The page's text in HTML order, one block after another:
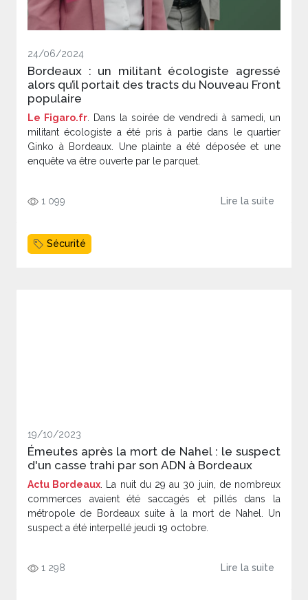
24/06/2024
Bordeaux : un militant écologiste agressé
alors qu’il portait des tracts du Nouveau Front
populaire
Le Figaro.fr . Dans la soirée de vendredi à samedi, un
militant écologiste a été pris à partie dans le quartier
Ginko à Bordeaux. Une plainte a été déposée et une
enquête va être ouverte par le parquet.
1 099 Lire la suite
Sécurité
19/10/2023
Émeutes après la mort de Nahel : le suspect
d'un casse trahi par son ADN à Bordeaux
Actu Bordeaux . La nuit du 29 au 30 juin, de nombreux
commerces avaient été saccagés et pillés dans la
métropole de Bordeaux suite à la mort de Nahel. Un
suspect a été interpellé jeudi 19 octobre.
1 298 Lire la suite